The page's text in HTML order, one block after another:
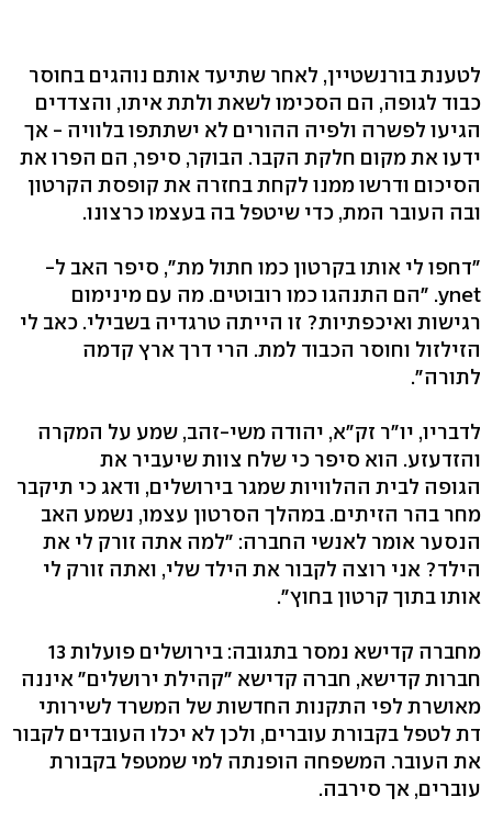
לטענת בורנשטיין, לאחר שתיעד אותם נוהגים בחוסר
כבוד לגופה, הם הסכימו לשאת ולתת איתו, והצדדים
הגיעו לפשרה ולפיה ההורים לא ישתתפו בלוויה - אך
ידעו את מקום חלקת הקבר. הבוקר, סיפר, הם הפרו את
הסיכום ודרשו ממנו לקחת בחזרה את קופסת הקרטון
ובה העובר המת, כדי שיטפל בה בעצמו כרצונו.
"דחפו לי אותו בקרטון כמו חתול מת", סיפר האב ל-
ynet. "הם התנהגו כמו רובוטים. מה עם מינימום
רגישות ואיכפתיות? זו הייתה טרגדיה בשבילי. כאב לי
הזילזול וחוסר הכבוד למת. הרי דרך ארץ קדמה
לתורה".
לדבריו, יו"ר זק"א, יהודה משי-זהב, שמע על המקרה
והזדעזע. הוא סיפר כי שלח צוות שיעביר את
הגופה לבית ההלוויות שמגר בירושלים, ודאג כי תיקבר
מחר בהר הזיתים. במהלך הסרטון עצמו, נשמע האב
הנסער אומר לאנשי החברה: "למה אתה זורק לי את
הילד? אני רוצה לקבור את הילד שלי, ואתה זורק לי
אותו בתוך קרטון בחוץ".
מחברה קדישא נמסר בתגובה: בירושלים פועלות 13
חברות קדישא, חברה קדישא "קהילת ירושלים" איננה
מאושרת לפי התקנות החדשות של המשרד לשירותי
דת לטפל בקבורת עוברים, ולכן לא יכלו העובדים לקבור
את העובר. המשפחה הופנתה למי שמטפל בקבורת
עוברים, אך סירבה.